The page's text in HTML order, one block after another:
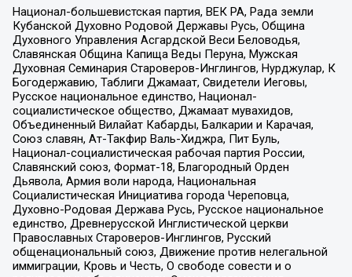
Национал-большевистская партия, ВЕК РА, Рада земли
Кубанской Духовно Родовой Державы Русь, Община
Духовного Управления Асгардской Веси Беловодья,
Славянская Община Капища Веды Перуна, Мужская
Духовная Семинария Староверов-Инглингов, Нурджулар, К
Богодержавию, Таблиги Джамаат, Свидетели Иеговы,
Русское национальное единство, Национал-
социалистическое общество, Джамаат мувахидов,
Объединенный Вилайат Кабарды, Балкарии и Карачая,
Союз славян, Ат-Такфир Валь-Хиджра, Пит Буль,
Национал-социалистическая рабочая партия России,
Славянский союз, Формат-18, Благородный Орден
Дьявола, Армия воли народа, Национальная
Социалистическая Инициатива города Череповца,
Духовно-Родовая Держава Русь, Русское национальное
единство, Древнерусской Инглистической церкви
Православных Староверов-Инглингов, Русский
общенациональный союз, Движение против нелегальной
иммиграции, Кровь и Честь, О свободе совести и о